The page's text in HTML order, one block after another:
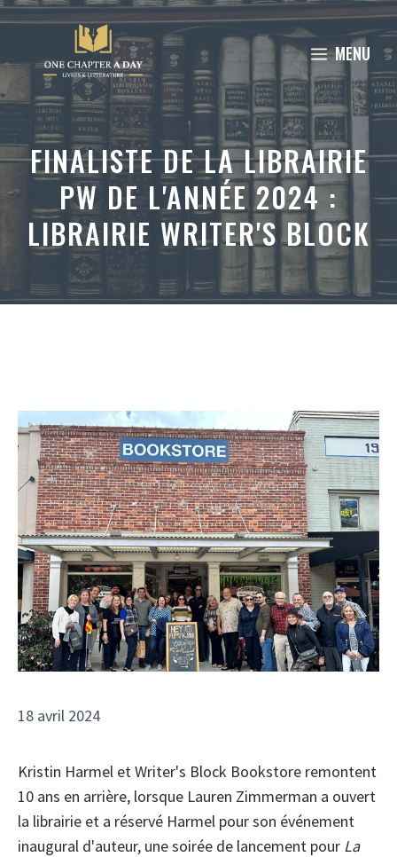
Aller
contenu
MENU
FINALISTE DE LA LIBRAIRIE
PW DE L'ANNÉE 2024 :
LIBRAIRIE WRITER'S BLOCK
18 avril 2024
Kristin Harmel et Writer's Block Bookstore remontent
10 ans en arrière, lorsque Lauren Zimmerman a ouvert
la librairie et a réservé Harmel pour son événement
inaugural d'auteur, une soirée de lancement pour La